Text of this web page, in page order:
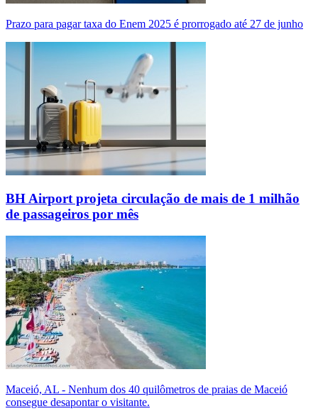
Prazo para pagar taxa do Enem 2025 é prorrogado até 27 de junho
BH Airport projeta circulação de mais de 1 milhão
de passageiros por mês
Maceió, AL - Nenhum dos 40 quilômetros de praias de Maceió
consegue desapontar o visitante.